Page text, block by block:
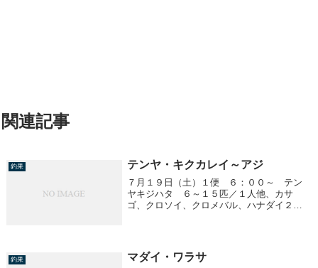
関連記事
釣果 テンヤ・キクカレイ～アジ
７月１９日（土）１便 ６：００～ テン
ヤキジハタ ６～１５匹／１人他、カサ
ゴ、クロソイ、クロメバル、ハナダイ２
釣果 マダイ・ワラサ